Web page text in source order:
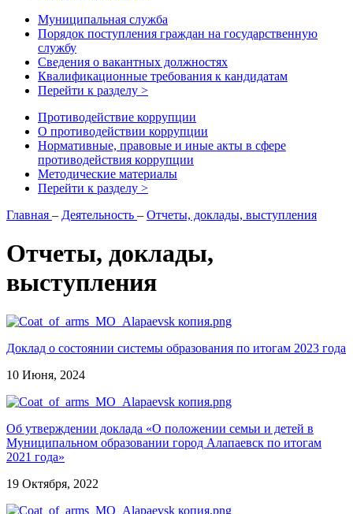
Муниципальная служба
Порядок поступления граждан на государственную
службу
Сведения о вакантных должностях
Квалификационные требования к кандидатам
Перейти к разделу >
Противодействие коррупции
О противодействии коррупции
Нормативные, правовые и иные акты в сфере
противодействия коррупции
Методические материалы
Перейти к разделу >
Главная – Деятельность – Отчеты, доклады, выступления
Отчеты, доклады,
выступления
Доклад о состоянии системы образования по итогам 2023 года
10 Июня, 2024
Об утверждении доклада «О положении семьи и детей в
Муниципальном образовании город Алапаевск по итогам
2021 года»
19 Октября, 2022